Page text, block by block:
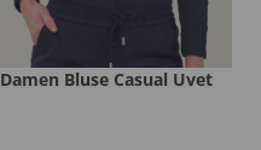
Damen Bluse Casual Uvet